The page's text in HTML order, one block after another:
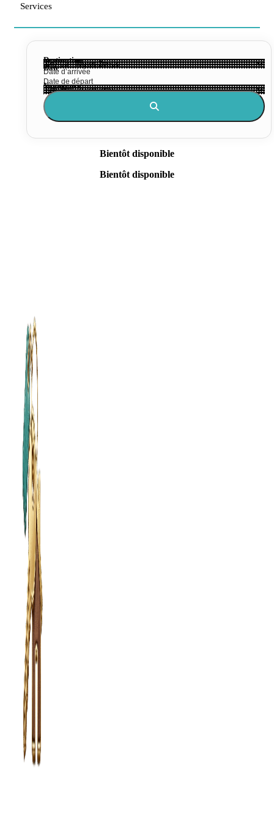
Services
Destination
Date
Voyageurs
Bientôt disponible
Bientôt disponible